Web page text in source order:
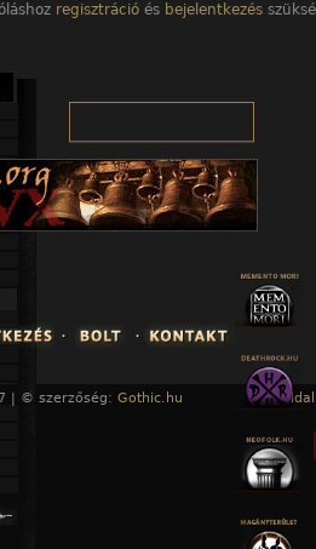
regisztráció és bejelentkezés
| © szerzőség: Gothic.hu « Főoldal